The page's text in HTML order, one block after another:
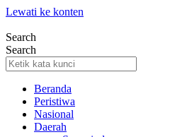
Lewati ke konten
Search
Search
Beranda
Peristiwa
Nasional
Daerah